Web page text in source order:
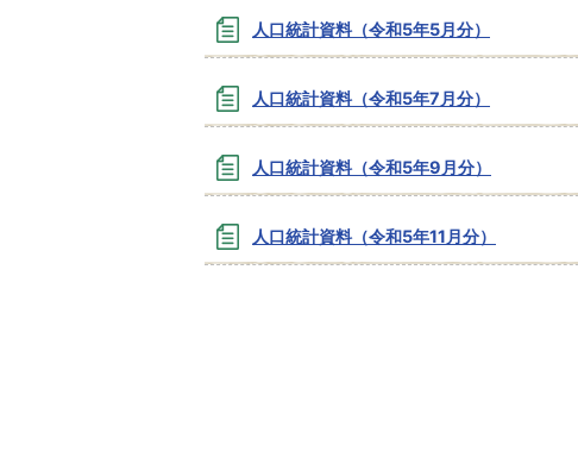
人口統計資料（令和5年5月分）
人口統計資料（令和5年7月分）
人口統計資料（令和5年9月分）
人口統計資料（令和5年11月分）